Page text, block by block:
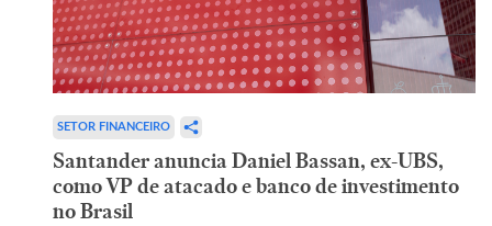
SETOR FINANCEIRO
Santander anuncia Daniel Bassan, ex-UBS,
como VP de atacado e banco de investimento
no Brasil